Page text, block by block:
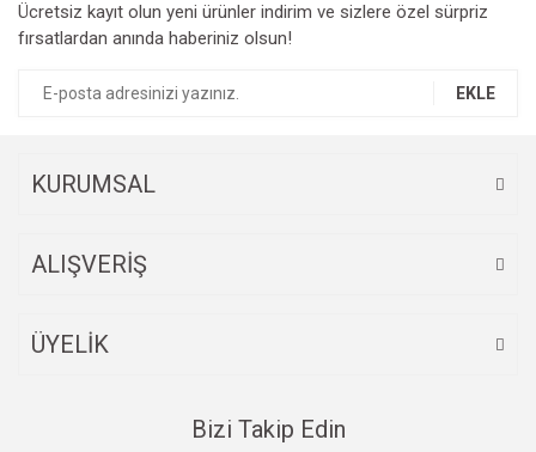
Ürün resmi kalitesiz, bozuk veya görüntülenemiyor.
Ürün açıklamasında eksik bilgiler bulunuyor.
Ücretsiz kayıt olun yeni ürünler indirim ve sizlere özel sürpriz
fırsatlardan anında haberiniz olsun!
EKLE
KURUMSAL
ALIŞVERİŞ
ÜYELİK
Bizi Takip Edin